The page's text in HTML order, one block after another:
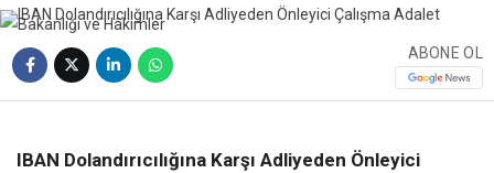
ABONE OL
IBAN Dolandırıcılığına Karşı Adliyeden Önleyici